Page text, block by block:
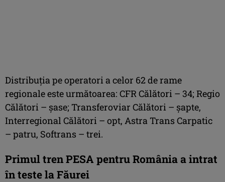
Distribuţia pe operatori a celor 62 de rame
regionale este următoarea: CFR Călători – 34; Regio
Călători – şase; Transferoviar Călători – şapte,
Interregional Călători – opt, Astra Trans Carpatic
– patru, Softrans – trei.
Primul tren PESA pentru România a intrat
în teste la Făurei